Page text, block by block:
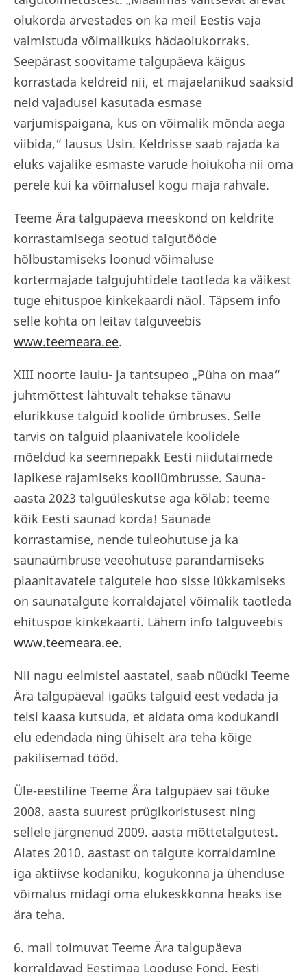
olukorda arvestades on ka meil Eestis vaja
valmistuda võimalikuks hädaolukorraks.
Seepärast soovitame talgupäeva käigus
korrastada keldreid nii, et majaelanikud saaksid
neid vajadusel kasutada esmase
varjumispaigana, kus on võimalik mõnda aega
viibida,“ lausus Usin. Keldrisse saab rajada ka
eluks vajalike esmaste varude hoiukoha nii oma
perele kui ka võimalusel kogu maja rahvale.
Teeme Ära talgupäeva meeskond on keldrite
korrastamisega seotud talgutööde
hõlbustamiseks loonud võimaluse
kortermajade talgujuhtidele taotleda ka väikest
tuge ehituspoe kinkekaardi näol. Täpsem info
selle kohta on leitav talguveebis
www.teemeara.ee.
XIII noorte laulu- ja tantsupeo „Püha on maa“
juhtmõttest lähtuvalt tehakse tänavu
elurikkuse talguid koolide ümbruses. Selle
tarvis on talguid plaanivatele koolidele
mõeldud ka seemnepakk Eesti niidutaimede
lapikese rajamiseks kooliümbrusse. Sauna-
aasta 2023 talguüleskutse aga kõlab: teeme
kõik Eesti saunad korda! Saunade
korrastamise, nende tuleohutuse ja ka
saunaümbruse veeohutuse parandamiseks
plaanitavatele talgutele hoo sisse lükkamiseks
on saunatalgute korraldajatel võimalik taotleda
ehituspoe kinkekaarti. Lähem info talguveebis
www.teemeara.ee.
Nii nagu eelmistel aastatel, saab nüüdki Teeme
Ära talgupäeval igaüks talguid eest vedada ja
teisi kaasa kutsuda, et aidata oma kodukandi
elu edendada ning ühiselt ära teha kõige
pakilisemad tööd.
Üle-eestiline Teeme Ära talgupäev sai tõuke
2008. aasta suurest prügikoristusest ning
sellele järgnenud 2009. aasta mõttetalgutest.
Alates 2010. aastast on talgute korraldamine
iga aktiivse kodaniku, kogukonna ja ühenduse
võimalus midagi oma elukeskkonna heaks ise
ära teha.
6. mail toimuvat Teeme Ära talgupäeva
korraldavad Eestimaa Looduse Fond, Eesti